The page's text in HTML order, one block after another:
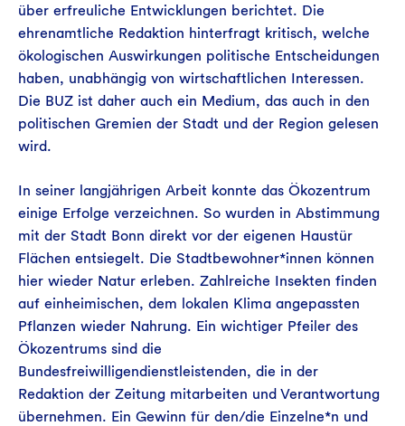
über erfreuliche Entwicklungen berichtet. Die
ehrenamtliche Redaktion hinterfragt kritisch, welche
ökologischen Auswirkungen politische Entscheidungen
haben, unabhängig von wirtschaftlichen Interessen.
Die BUZ ist daher auch ein Medium, das auch in den
politischen Gremien der Stadt und der Region gelesen
wird.
In seiner langjährigen Arbeit konnte das Ökozentrum
einige Erfolge verzeichnen. So wurden in Abstimmung
mit der Stadt Bonn direkt vor der eigenen Haustür
Flächen entsiegelt. Die Stadtbewohner*innen können
hier wieder Natur erleben. Zahlreiche Insekten finden
auf einheimischen, dem lokalen Klima angepassten
Pflanzen wieder Nahrung. Ein wichtiger Pfeiler des
Ökozentrums sind die
Bundesfreiwilligendienstleistenden, die in der
Redaktion der Zeitung mitarbeiten und Verantwortung
übernehmen. Ein Gewinn für den/die Einzelne*n und